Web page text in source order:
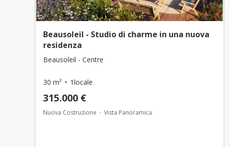
Beausoleil - Studio di charme in una nuova
residenza
Beausoleil - Centre
30 m² 1locale
315.000 €
Nuova Costruzione Vista Panoramica